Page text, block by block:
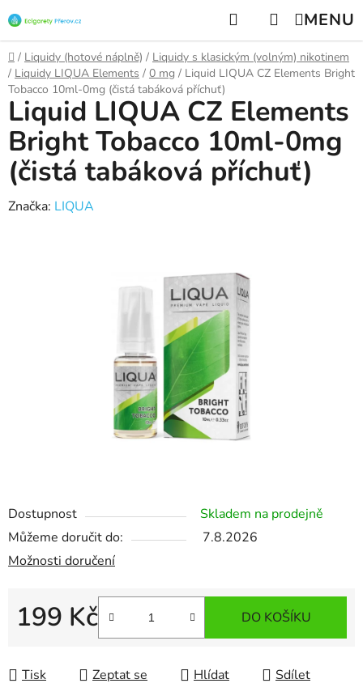
na
obsah
Hledat NÁKUPNÍ
KOŠÍK
Domů
/ Liquidy (hotové náplně) / Liquidy s klasickým (volným) nikotinem
/ Liquidy LIQUA Elements / 0 mg / Liquid LIQUA CZ Elements Bright
Tobacco 10ml-0mg (čistá tabáková příchuť)
Dostupnost
Skladem na prodejně
Můžeme doručit do:
7.8.2026
Možnosti doručení
199 Kč DO KOŠÍKU
Tisk Zeptat se Hlídat Sdílet
Liquid LIQUA CZ Elements
Bright Tobacco 10ml-0mg
(čistá tabáková příchuť)
Značka: LIQUA